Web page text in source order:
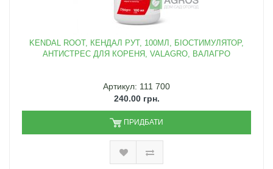
KENDAL ROOT, КЕНДАЛ РУТ, 100МЛ, БІОСТИМУЛЯТОР,
АНТИСТРЕС ДЛЯ КОРЕНЯ, VALAGRO, ВАЛАГРО
Артикул: 111 700
240.00 грн.
ПРИДБАТИ